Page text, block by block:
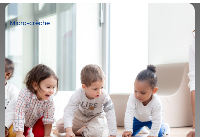
Micro-
crèche
Cesson
Mairie
Micro-crèche